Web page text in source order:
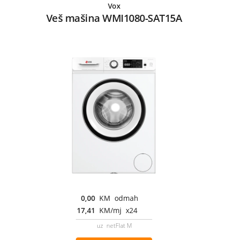
Vox
Veš mašina WMI1080-SAT15A
0,00 KM odmah
17,41 KM/mj x24
uz netFlat M